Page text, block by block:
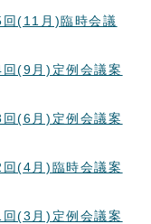
(11月)臨時会議
(9月)定例会議案
(6月)定例会議案
(4月)臨時会議案
(3月)定例会議案